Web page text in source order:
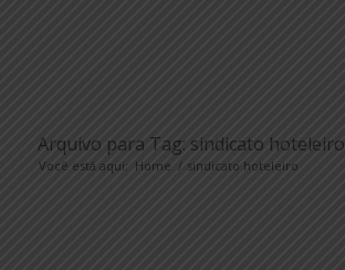
Arquivo para Tag: sindicato hoteleiro
Você está aqui: Home / sindicato hoteleiro